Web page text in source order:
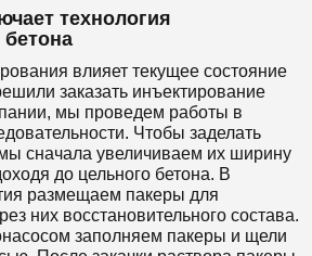
технология
влияет текущее состояние
заказать инъектирование
мы проведем работы в
Чтобы заделать
сначала увеличиваем их ширину
до цельного бетона. В
размещаем пакеры для
них восстановительного состава.
заполняем пакеры и щели